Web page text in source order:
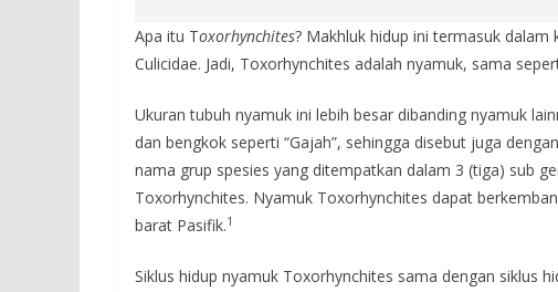
Apa itu Toxorhynchites? Makhluk hidup ini termasuk
Culicidae. Jadi, Toxorhynchites adalah nyamuk, sama
Ukuran tubuh nyamuk ini lebih besar dibanding nyamuk
dan bengkok seperti “Gajah”, sehingga disebut juga
nama grup spesies yang ditempatkan dalam 3 (tiga) sub
Toxorhynchites. Nyamuk Toxorhynchites dapat
barat Pasifik.1
Siklus hidup nyamuk Toxorhynchites sama dengan siklus